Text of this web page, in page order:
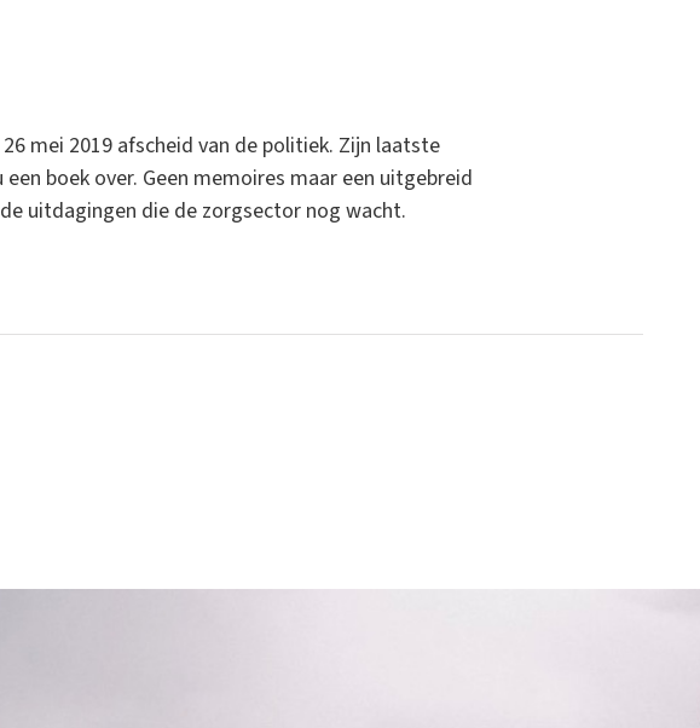
mei 2019 afscheid van de politiek. Zijn laatste
boek over. Geen memoires maar een uitgebreid
uitdagingen die de zorgsector nog wacht.